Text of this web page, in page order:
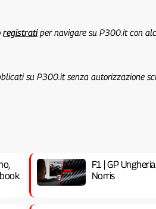
registratiper navigare su P300.it con
su P300.it senza autorizzazione
F1 | GP
Norris